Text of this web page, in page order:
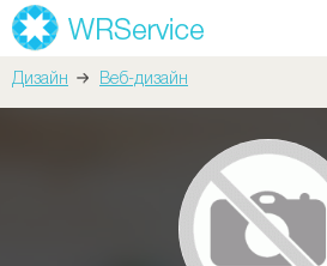
Дизайн Веб-дизайн